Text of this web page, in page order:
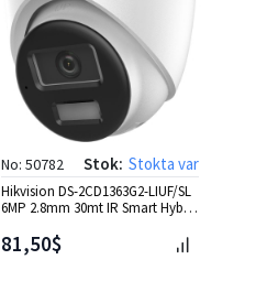
No: 50782 Stok: Stokta var
Hikvision DS-2CD1363G2-LIUF/SL
6MP 2.8mm 30mt IR Smart Hybrid
81,50$